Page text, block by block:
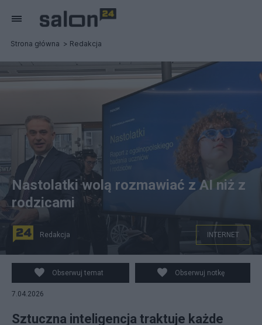
Strona główna Redakcja
Wicepremier Krzysztof Gawkowski w czasie
prezentacji raportu/PAP
Nastolatki wolą rozmawiać z AI niż z
rodzicami
Redakcja INTERNET
Obserwuj temat Obserwuj notkę
7.04.2026
Sztuczna inteligencja traktuje każde